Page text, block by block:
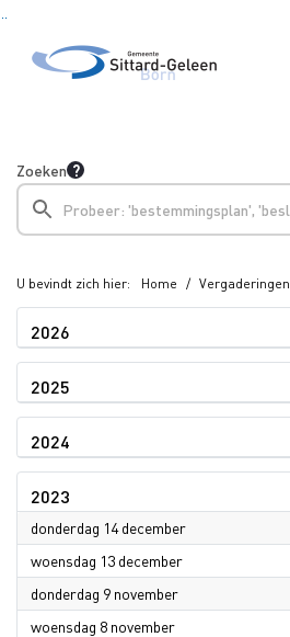
Zoeken
U bevindt zich hier: Home Vergaderingen
2026
2025
2024
2023
donderdag 14 december2023
woensdag 13 december2023
donderdag 9 november2023
woensdag 8 november2023